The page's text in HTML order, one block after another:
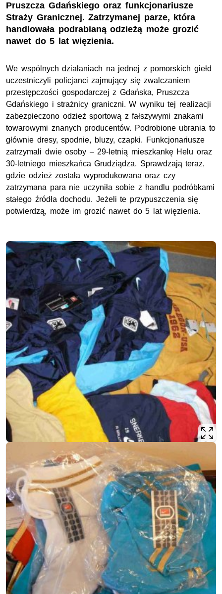
Pruszcza Gdańskiego oraz funkcjonariusze
Straży Granicznej. Zatrzymanej parze, która
handlowała podrabianą odzieżą może grozić
nawet do 5 lat więzienia.
We wspólnych działaniach na jednej z pomorskich giełd
uczestniczyli policjanci zajmujący się zwalczaniem
przestępczości gospodarczej z Gdańska, Pruszcza
Gdańskiego i strażnicy graniczni. W wyniku tej realizacji
zabezpieczono odzież sportową z fałszywymi znakami
towarowymi znanych producentów. Podrobione ubrania to
głównie dresy, spodnie, bluzy, czapki. Funkcjonariusze
zatrzymali dwie osoby – 29-letnią mieszkankę Helu oraz
30-letniego mieszkańca Grudziądza. Sprawdzają teraz,
gdzie odzież została wyprodukowana oraz czy
zatrzymana para nie uczyniła sobie z handlu podróbkami
stałego źródła dochodu. Jeżeli te przypuszczenia się
potwierdzą, może im grozić nawet do 5 lat więzienia.